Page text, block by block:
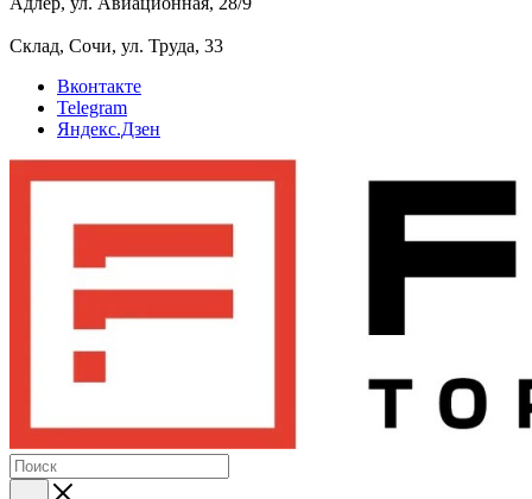
Склад, Сочи, ул. Труда, 33
Вконтакте
Telegram
Яндекс.Дзен